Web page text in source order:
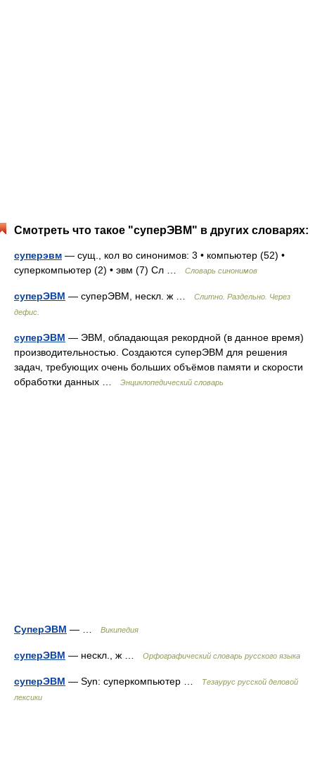
Смотреть что такое "суперЭВМ" в других словарях:
суперэвм — сущ., кол во синонимов: 3 • компьютер (52) •
суперкомпьютер (2) • эвм (7) Сл …
Словарь синонимов
суперЭВМ — суперЭВМ, нескл. ж …
Слитно. Раздельно. Через
дефис.
суперЭВМ — ЭВМ, обладающая рекордной (в данное время)
производительностью. Создаются суперЭВМ для решения
задач, требующих очень больших объёмов памяти и скорости
обработки данных …
Энциклопедический словарь
СуперЭВМ — … Википедия
суперЭВМ — нескл., ж … Орфографический словарь русского языка
суперЭВМ — Syn: суперкомпьютер …
Тезаурус русской деловой
лексики